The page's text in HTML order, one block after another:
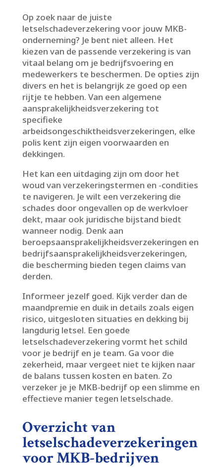
Op zoek naar de juiste
letselschadeverzekering voor jouw MKB-
onderneming? Je bent niet alleen.​ Het
kiezen van de passende verzekering is van
vitaal belang om je bedrijfsvoering en
medewerkers te beschermen.​ De opties zijn
divers en het is belangrijk ze goed op een
rijtje te hebben.​ Van een algemene
aansprakelijkheidsverzekering tot
specifieke
arbeidsongeschiktheidsverzekeringen, elke
polis kent zijn eigen voorwaarden en
dekkingen.​
Het kan een uitdaging zijn om door het
woud van verzekeringstermen en -condities
te navigeren.​ Je wilt een verzekering die
schades door ongevallen op de werkvloer
dekt, maar ook juridische bijstand biedt
wanneer nodig.​ Denk aan
beroepsaansprakelijkheidsverzekeringen en
bedrijfsaansprakelijkheidsverzekeringen,
die bescherming bieden tegen claims van
derden.​
Informeer jezelf goed.​ Kijk verder dan de
maandpremie en duik in details zoals eigen
risico, uitgesloten situaties en dekking bij
langdurig letsel.​ Een goede
letselschadeverzekering vormt het schild
voor je bedrijf en je team.​ Ga voor die
zekerheid, maar vergeet niet te kijken naar
de balans tussen kosten en baten.​ Zo
verzeker je je MKB-bedrijf op een slimme en
effectieve manier tegen letselschade.​
Overzicht van
letselschadeverzekeringen
voor MKB-bedrijven